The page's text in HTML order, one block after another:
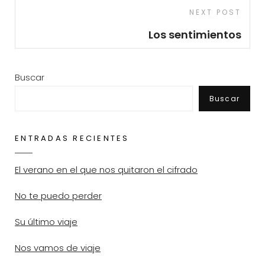
NEXT POST
Los sentimientos
Buscar
Buscar
ENTRADAS RECIENTES
El verano en el que nos quitaron el cifrado
No te puedo perder
Su último viaje
Nos vamos de viaje